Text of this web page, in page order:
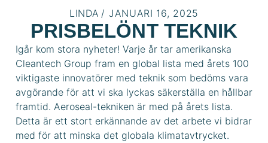
LINDA / JANUARI 16, 2025
PRISBELÖNT TEKNIK
Igår kom stora nyheter! Varje år tar amerikanska
Cleantech Group fram en global lista med årets 100
viktigaste innovatörer med teknik som bedöms vara
avgörande för att vi ska lyckas säkerställa en hållbar
framtid. Aeroseal-tekniken är med på årets lista.
Detta är ett stort erkännande av det arbete vi bidrar
med för att minska det globala klimatavtrycket.